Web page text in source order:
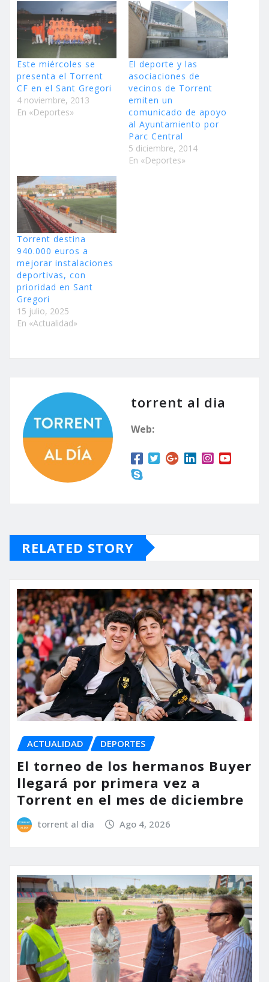
Este miércoles se
presenta el Torrent
CF en el Sant Gregori
4 noviembre, 2013
En «Deportes»
El deporte y las
asociaciones de
vecinos de Torrent
emiten un
comunicado de apoyo
al Ayuntamiento por
Parc Central
5 diciembre, 2014
En «Deportes»
Torrent destina
940.000 euros a
mejorar instalaciones
deportivas, con
prioridad en Sant
Gregori
15 julio, 2025
En «Actualidad»
torrent al dia
Web:
RELATED STORY
ACTUALIDAD DEPORTES
El torneo de los hermanos Buyer
llegará por primera vez a
Torrent en el mes de diciembre
torrent al dia Ago 4, 2026